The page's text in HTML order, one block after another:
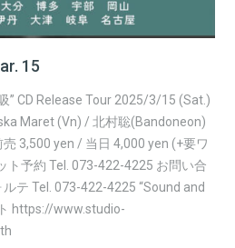
15
” CD Release Tour 2025/3/15 (Sat.)
Maret (Vn) / 北村聡(Bandoneon)
3,500 yen / 当日 4,000 yen (+要ワ
ト予約 Tel. 073-422-4225 お問い合
テ Tel. 073-422-4225 “Sound and
https://www.studio-